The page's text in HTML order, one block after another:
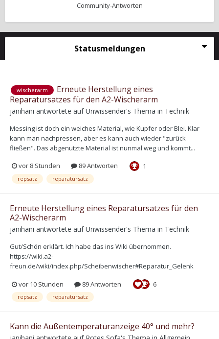
Community-Antworten
Statusmeldungen
wischerarm
Erneute Herstellung eines
Reparatursatzes für den A2-Wischerarm
janihani antwortete aufUnwissender's Thema in Technik
Messing ist doch ein weiches Material, wie Kupfer oder Blei. Klar
kann man nachpressen, aber es kann auch wieder "zurück
fließen". Das abgenutzte Material ist nunmal weg und kommt...
vor 8 Stunden 89 Antworten 1
repsatz reparatursatz
Erneute Herstellung eines Reparatursatzes für den
A2-Wischerarm
janihani antwortete aufUnwissender's Thema in Technik
Gut/Schön erklärt. Ich habe das ins Wiki übernommen.
https://wiki.a2-
freun.de/wiki/index.php/Scheibenwischer#Reparatur_Gelenk
vor 10 Stunden 89 Antworten 6
repsatz reparatursatz
Kann die Außentemperaturanzeige 40° und mehr?